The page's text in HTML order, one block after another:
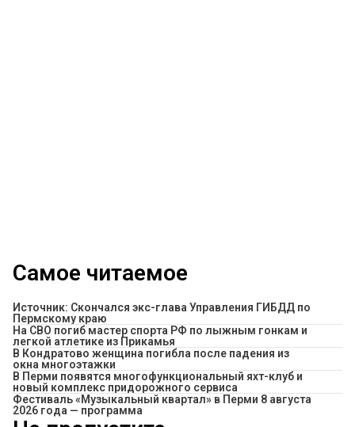
Самое читаемое
Источник: Скончался экс-глава Управления ГИБДД по
Пермскому краю
На СВО погиб мастер спорта РФ по лыжным гонкам и
легкой атлетике из Прикамья
В Кондратово женщина погибла после падения из
окна многоэтажки
В Перми появятся многофункциональный яхт-клуб и
новый комплекс придорожного сервиса
Фестиваль «Музыкальный квартал» в Перми 8 августа
2026 года — программа